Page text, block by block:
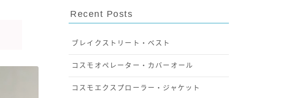
Recent Posts
ブレイクストリート・ベスト
コスモオペレーター・カバーオール
コスモエクスプローラー・ジャケット